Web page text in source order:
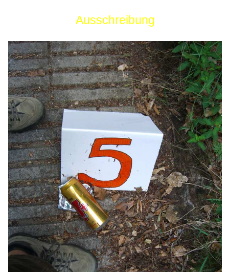
Ausschreibung